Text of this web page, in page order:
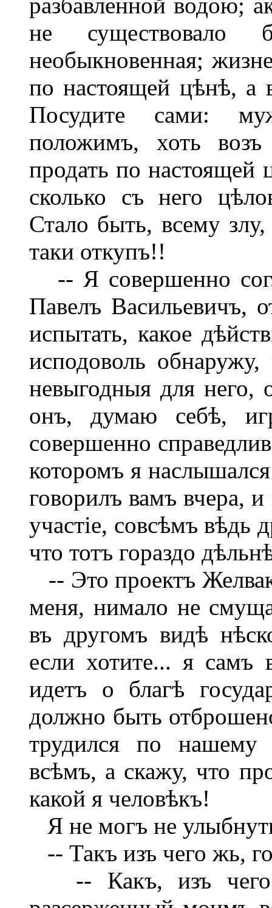
разбавленной водою;
не существовало
необыкновенная;
по настоящей цѣнѣ, а
Посудите сами:
положимъ, хоть
продать по настоящей
сколько съ него
Стало быть, всему
таки откупъ!!
-- Я совершенно
Павелъ Васильевичъ,
испытать, какое
исподоволь
невыгодныя для него,
онъ, думаю себѣ,
совершенно
которомъ я
говорилъ вамъ вчера,
участіе, совсѣмъ вѣдь
что тотъ гораздо
-- Это проектъ
меня, нимало не
въ другомъ видѣ
если хотите... я
идетъ о благѣ
должно быть
трудился по нашему
всѣмъ, а скажу, что
какой я человѣкъ!
Я не могъ не
-- Такъ изъ чего жь,
-- Какъ, изъ чего?